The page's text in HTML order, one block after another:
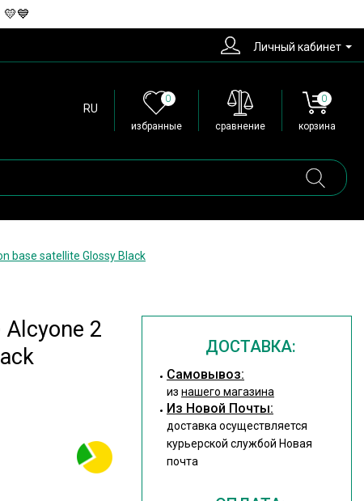
Личный кабинет
RU
0
избранные сравнение
0
корзина
base satellite Glossy Black
Alcyone 2
ДОСТАВКА:
Cамовывоз:
из нашего магазина
Из Новой Почты:
доставка осуществляется
курьерской службой Новая
почта